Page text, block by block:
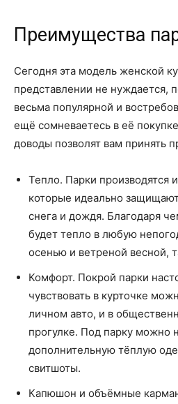
Преимущества
Сегодня эта модель женской
представлении не нуждается,
весьма популярной и
ещё сомневаетесь в её
доводы позволят вам принять
Тепло. Парки производятся
которые идеально
снега и дождя. Благодаря
будет тепло в любую
осенью и ветреной весной,
Комфорт. Покрой парки
чувствовать в курточке
личном авто, и в
прогулке. Под парку можно
дополнительную тёплую
свитшоты.
Капюшон и объёмные